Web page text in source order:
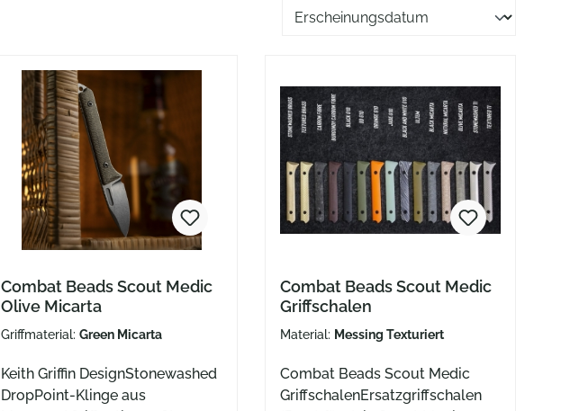
Sortierung der Produkte
Combat Beads Scout Medic
Olive Micarta
Griffmaterial:Green Micarta
Keith Griffin DesignStonewashed
DropPoint-Klinge aus
Combat Beads Scout Medic
Griffschalen
Material: Messing Texturiert
Combat Beads Scout Medic
GriffschalenErsatzgriffschalen